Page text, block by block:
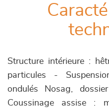
Structure intérieure :
particules -
ondulés Nosag,
Coussinage assise :